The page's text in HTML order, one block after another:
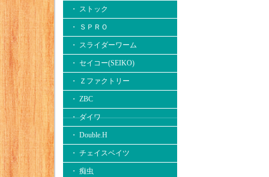
・ ストック
・ ＳＰＲＯ
・ スライダーワーム
・ セイコー(SEIKO)
・ Ｚファクトリー
・ ZBC
・ ダイワ
・ Double.H
・ チェイスベイツ
・ 痴虫